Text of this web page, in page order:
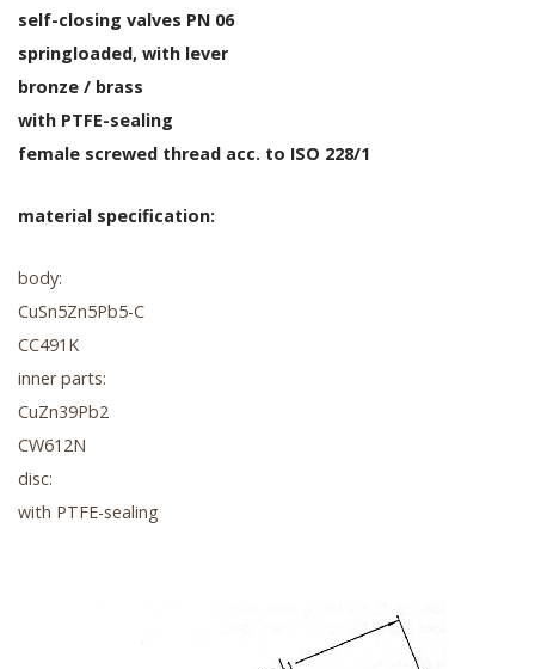
self-closing valves PN 06
springloaded, with lever
bronze / brass
with PTFE-sealing
female screwed thread acc. to ISO 228/1
material specification:
body:
CuSn5Zn5Pb5-C
CC491K
inner parts:
CuZn39Pb2
CW612N
disc:
with PTFE-sealing